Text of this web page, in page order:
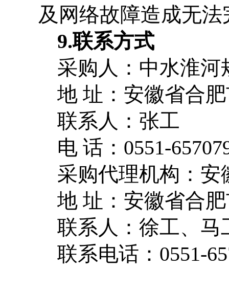
及网络故障造成无
9.联系方式
采购人：中水淮
地 址：安徽省合
联系人：张工
电 话： 0551-
采购代理机构：
地 址：安徽省合
联系人：徐工、马
联系电话： 0551-